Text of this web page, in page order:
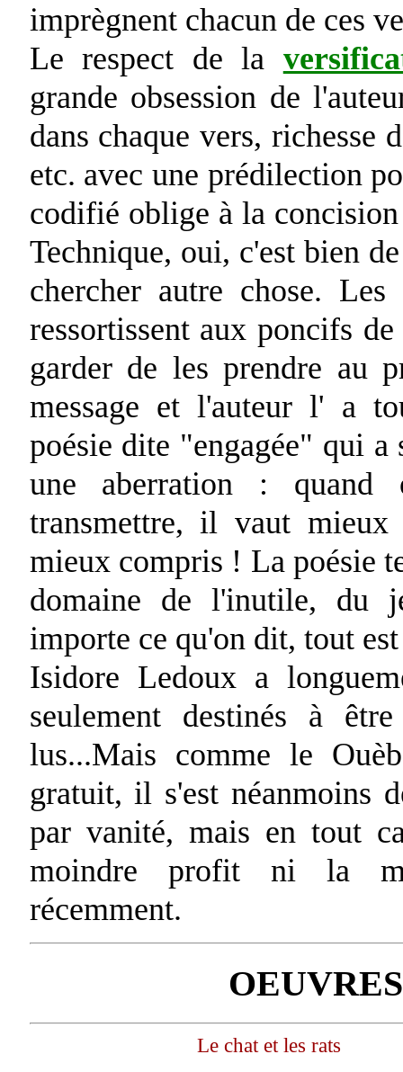
imprègnent chacun de ces
Le respect de la
grande obsession de
dans chaque vers, richesse
etc. avec une prédilection
codifié oblige à la
Technique, oui, c'est bien
chercher autre chose.
ressortissent aux poncifs
garder de les prendre au
message et l'auteur l' a
poésie dite "engagée" qui
une aberration : quand
transmettre, il vaut
mieux compris ! La poésie
domaine de l'inutile, du
importe ce qu'on dit, tout
Isidore Ledoux a
seulement destinés à
lus...Mais comme le
gratuit, il s'est néanmoins
par vanité, mais en tout
moindre profit ni la
récemment.
Le chat et les rats